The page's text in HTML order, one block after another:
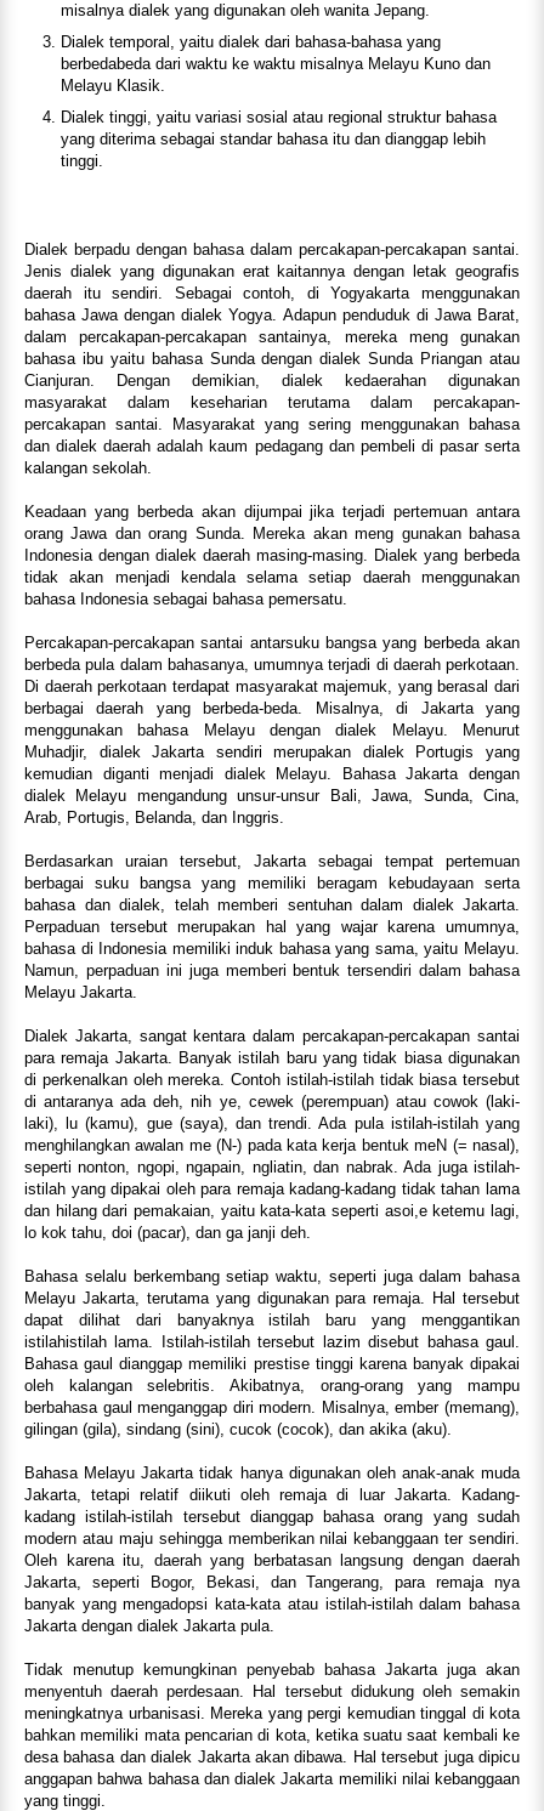
misalnya dialek yang digunakan oleh wanita Jepang.
Dialek temporal, yaitu dialek dari bahasa-bahasa yang
berbedabeda dari waktu ke waktu misalnya Melayu Kuno dan
Melayu Klasik.
Dialek tinggi, yaitu variasi sosial atau regional struktur bahasa
yang diterima sebagai standar bahasa itu dan dianggap lebih
tinggi.
Dialek berpadu dengan bahasa dalam percakapan-percakapan santai.
Jenis dialek yang digunakan erat kaitannya dengan letak geografis
daerah itu sendiri. Sebagai contoh, di Yogyakarta menggunakan
bahasa Jawa dengan dialek Yogya. Adapun penduduk di Jawa Barat,
dalam percakapan-percakapan santainya, mereka meng gunakan
bahasa ibu yaitu bahasa Sunda dengan dialek Sunda Priangan atau
Cianjuran. Dengan demikian, dialek kedaerahan digunakan
masyarakat dalam keseharian terutama dalam percakapan-
percakapan santai. Masyarakat yang sering menggunakan bahasa
dan dialek daerah adalah kaum pedagang dan pembeli di pasar serta
kalangan sekolah.
Keadaan yang berbeda akan dijumpai jika terjadi pertemuan antara
orang Jawa dan orang Sunda. Mereka akan meng gunakan bahasa
Indonesia dengan dialek daerah masing-masing. Dialek yang berbeda
tidak akan menjadi kendala selama setiap daerah menggunakan
bahasa Indonesia sebagai bahasa pemersatu.
Percakapan-percakapan santai antarsuku bangsa yang berbeda akan
berbeda pula dalam bahasanya, umumnya terjadi di daerah perkotaan.
Di daerah perkotaan terdapat masyarakat majemuk, yang berasal dari
berbagai daerah yang berbeda-beda. Misalnya, di Jakarta yang
menggunakan bahasa Melayu dengan dialek Melayu. Menurut
Muhadjir, dialek Jakarta sendiri merupakan dialek Portugis yang
kemudian diganti menjadi dialek Melayu. Bahasa Jakarta dengan
dialek Melayu mengandung unsur-unsur Bali, Jawa, Sunda, Cina,
Arab, Portugis, Belanda, dan Inggris.
Berdasarkan uraian tersebut, Jakarta sebagai tempat pertemuan
berbagai suku bangsa yang memiliki beragam kebudayaan serta
bahasa dan dialek, telah memberi sentuhan dalam dialek Jakarta.
Perpaduan tersebut merupakan hal yang wajar karena umumnya,
bahasa di Indonesia memiliki induk bahasa yang sama, yaitu Melayu.
Namun, perpaduan ini juga memberi bentuk tersendiri dalam bahasa
Melayu Jakarta.
Dialek Jakarta, sangat kentara dalam percakapan-percakapan santai
para remaja Jakarta. Banyak istilah baru yang tidak biasa digunakan
di perkenalkan oleh mereka. Contoh istilah-istilah tidak biasa tersebut
di antaranya ada deh, nih ye, cewek (perempuan) atau cowok (laki-
laki), lu (kamu), gue (saya), dan trendi. Ada pula istilah-istilah yang
menghilangkan awalan me (N-) pada kata kerja bentuk meN (= nasal),
seperti nonton, ngopi, ngapain, ngliatin, dan nabrak. Ada juga istilah-
istilah yang dipakai oleh para remaja kadang-kadang tidak tahan lama
dan hilang dari pemakaian, yaitu kata-kata seperti asoi,e ketemu lagi,
lo kok tahu, doi (pacar), dan ga janji deh.
Bahasa selalu berkembang setiap waktu, seperti juga dalam bahasa
Melayu Jakarta, terutama yang digunakan para remaja. Hal tersebut
dapat dilihat dari banyaknya istilah baru yang menggantikan
istilahistilah lama. Istilah-istilah tersebut lazim disebut bahasa gaul.
Bahasa gaul dianggap memiliki prestise tinggi karena banyak dipakai
oleh kalangan selebritis. Akibatnya, orang-orang yang mampu
berbahasa gaul menganggap diri modern. Misalnya, ember (memang),
gilingan (gila), sindang (sini), cucok (cocok), dan akika (aku).
Bahasa Melayu Jakarta tidak hanya digunakan oleh anak-anak muda
Jakarta, tetapi relatif diikuti oleh remaja di luar Jakarta. Kadang-
kadang istilah-istilah tersebut dianggap bahasa orang yang sudah
modern atau maju sehingga memberikan nilai kebanggaan ter sendiri.
Oleh karena itu, daerah yang berbatasan langsung dengan daerah
Jakarta, seperti Bogor, Bekasi, dan Tangerang, para remaja nya
banyak yang mengadopsi kata-kata atau istilah-istilah dalam bahasa
Jakarta dengan dialek Jakarta pula.
Tidak menutup kemungkinan penyebab bahasa Jakarta juga akan
menyentuh daerah perdesaan. Hal tersebut didukung oleh semakin
meningkatnya urbanisasi. Mereka yang pergi kemudian tinggal di kota
bahkan memiliki mata pencarian di kota, ketika suatu saat kembali ke
desa bahasa dan dialek Jakarta akan dibawa. Hal tersebut juga dipicu
anggapan bahwa bahasa dan dialek Jakarta memiliki nilai kebanggaan
yang tinggi.